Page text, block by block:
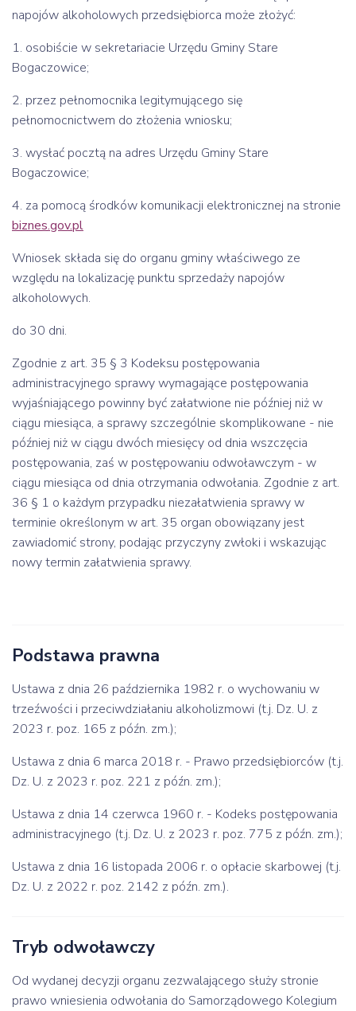
napojów alkoholowych przedsiębiorca może złożyć:
1. osobiście w sekretariacie Urzędu Gminy Stare
Bogaczowice;
2. przez pełnomocnika legitymującego się
pełnomocnictwem do złożenia wniosku;
3. wysłać pocztą na adres Urzędu Gminy Stare
Bogaczowice;
4. za pomocą środków komunikacji elektronicznej na stronie
biznes.gov.pl
Wniosek składa się do organu gminy właściwego ze
względu na lokalizację punktu sprzedaży napojów
alkoholowych.
do 30 dni.
Zgodnie z art. 35 § 3 Kodeksu postępowania
administracyjnego sprawy wymagające postępowania
wyjaśniającego powinny być załatwione nie później niż w
ciągu miesiąca, a sprawy szczególnie skomplikowane - nie
później niż w ciągu dwóch miesięcy od dnia wszczęcia
postępowania, zaś w postępowaniu odwoławczym - w
ciągu miesiąca od dnia otrzymania odwołania. Zgodnie z art.
36 § 1 o każdym przypadku niezałatwienia sprawy w
terminie określonym w art. 35 organ obowiązany jest
zawiadomić strony, podając przyczyny zwłoki i wskazując
nowy termin załatwienia sprawy.
Podstawa prawna
Ustawa z dnia 26 października 1982 r. o wychowaniu w
trzeźwości i przeciwdziałaniu alkoholizmowi (t.j. Dz. U. z
2023 r. poz. 165 z późn. zm.);
Ustawa z dnia 6 marca 2018 r. - Prawo przedsiębiorców (t.j.
Dz. U. z 2023 r. poz. 221 z późn. zm.);
Ustawa z dnia 14 czerwca 1960 r. - Kodeks postępowania
administracyjnego (t.j. Dz. U. z 2023 r. poz. 775 z późn. zm.);
Ustawa z dnia 16 listopada 2006 r. o opłacie skarbowej (t.j.
Dz. U. z 2022 r. poz. 2142 z późn. zm.).
Tryb odwoławczy
Od wydanej decyzji organu zezwalającego służy stronie
prawo wniesienia odwołania do Samorządowego Kolegium